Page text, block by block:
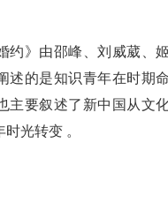
约》由邵峰、刘威葳、
述的是知识青年在时期
主要叙述了新中国从文
光转变 。